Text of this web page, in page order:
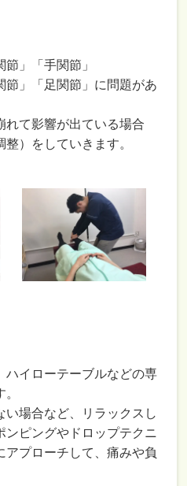
節」「手関節」
節」「足関節」に問題があ
れて影響が出ている場合
）をしていきます。
ハイローテーブルなどの専
い場合など、リラックスし
ンピングやドロップテクニ
アプローチして、痛みや負